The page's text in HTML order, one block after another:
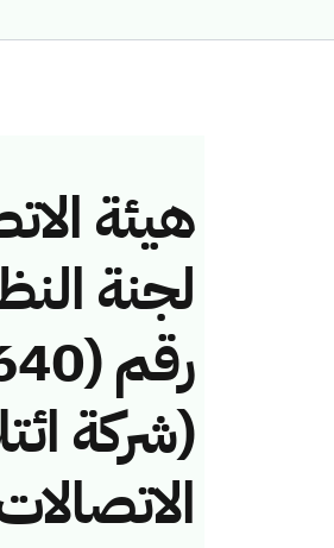
هيئة
لجنة
(شركة